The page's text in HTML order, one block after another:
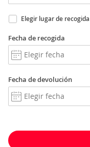
Elegir lugar de
Fecha de recogida
Fecha de devolución